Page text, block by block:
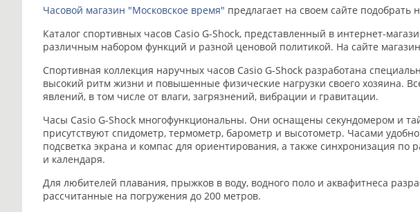
Часовой магазин "Московское время" предлагает на своем сайте
Каталог спортивных часов Casio G-Shock, представленный в интернет-
различным набором функций и разной ценовой политикой. На сайте
Спортивная коллекция наручных часов Casio G-Shock разработана
высокий ритм жизни и повышенные физические нагрузки своего
явлений, в том числе от влаги, загрязнений, вибрации и гравитации.
Часы Casio G-Shock многофункциональны. Они оснащены секундомером и
присутствуют спидометр, термометр, барометр и высотометр. Часами
подсветка экрана и компас для ориентирования, а также синхронизация
и календаря.
Для любителей плавания, прыжков в воду, водного поло и аквафитнеса
рассчитанные на погружения до 200 метров.